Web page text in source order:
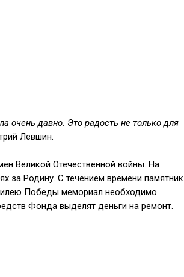
очень давно. Это радость не только для
Левшин.
Великой Отечественной войны. На
за Родину. С течением времени памятник
Победы мемориал необходимо
Фонда выделят деньги на ремонт.